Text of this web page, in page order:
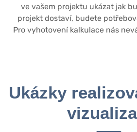
ve vašem projektu ukázat jak
projekt dostaví, budete
Pro vyhotovení kalkulace nás
Ukázky